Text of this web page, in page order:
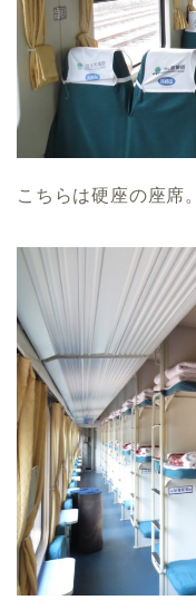
こちらは硬座の座席。